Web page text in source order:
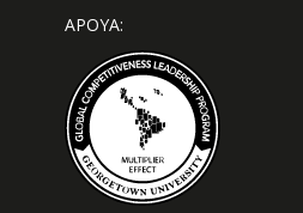
APOYA: